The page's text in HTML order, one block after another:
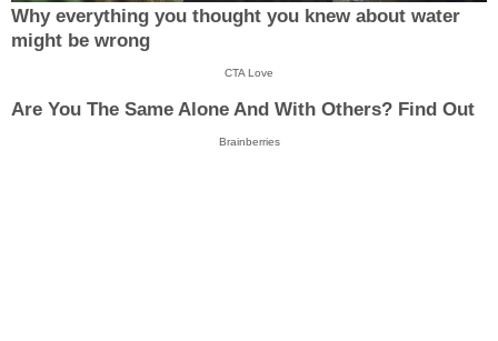
Why everything you thought you knew about water
might be wrong
CTA Love
Are You The Same Alone And With Others? Find Out
Brainberries